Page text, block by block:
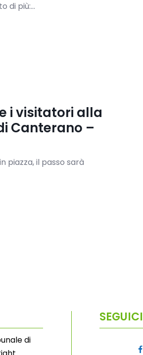
di più:...
i visitatori alla
Canterano –
piazza, il passo sarà
di
SEGUICI